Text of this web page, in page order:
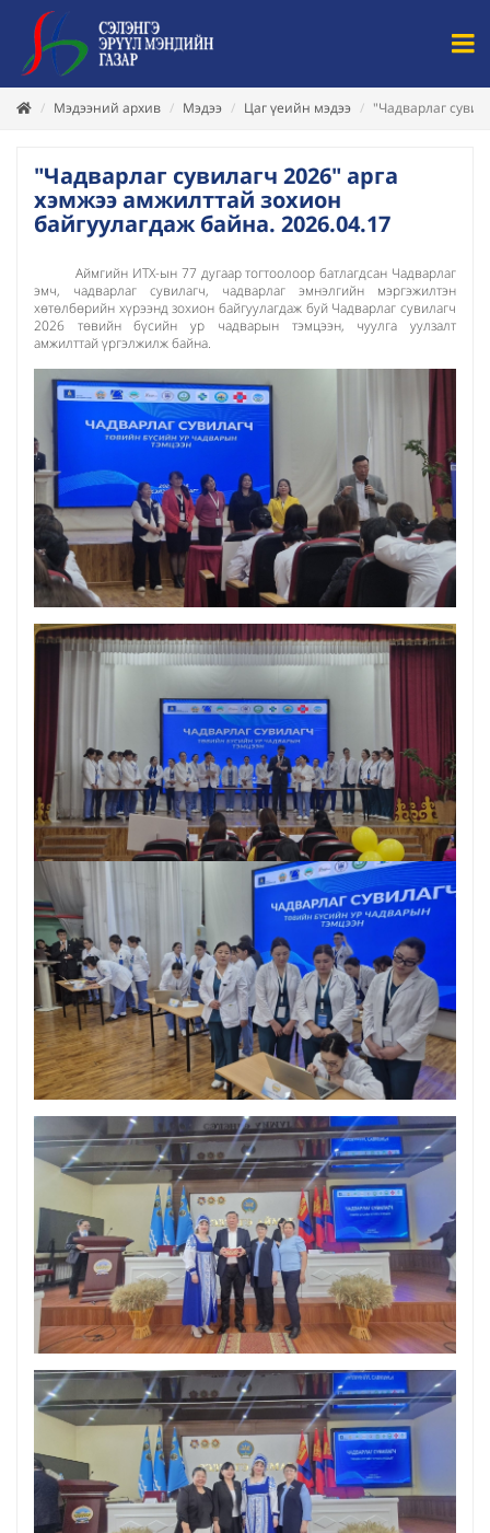
Мэдээний архив Мэдээ Цаг үеийн мэдээ "Чадварлаг
"Чадварлаг сувилагч 2026" арга
хэмжээ амжилттай зохион
байгуулагдаж байна. 2026.04.17
Аймгийн ИТХ-ын 77 дугаар тогтоолоор батлагдсан Чадварлаг
эмч, чадварлаг сувилагч, чадварлаг эмнэлгийн мэргэжилтэн
хөтөлбөрийн хүрээнд зохион байгуулагдаж буй Чадварлаг сувилагч
2026 төвийн бүсийн ур чадварын тэмцээн, чуулга уулзалт
амжилттай үргэлжилж байна.